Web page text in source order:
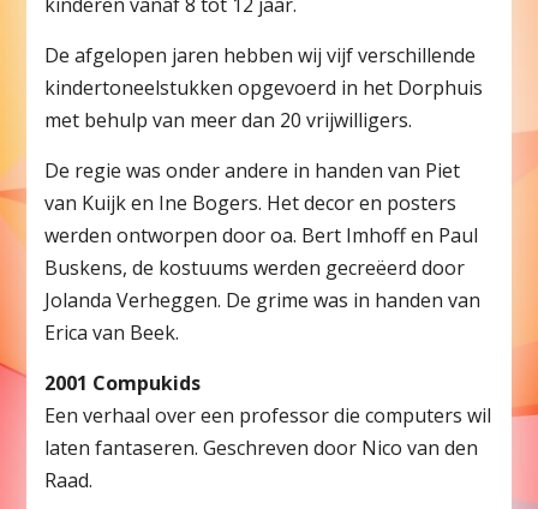
De afgelopen jaren hebben wij vijf verschillende
kindertoneelstukken opgevoerd in het Dorphuis
met behulp van meer dan 20 vrijwilligers.
De regie was onder andere in handen van Piet
van Kuijk en Ine Bogers. Het decor en posters
werden ontworpen door oa. Bert Imhoff en Paul
Buskens, de kostuums werden gecreëerd door
Jolanda Verheggen. De grime was in handen van
Erica van Beek.
2001 Compukids
Een verhaal over een professor die computers wil
laten fantaseren. Geschreven door Nico van den
Raad.